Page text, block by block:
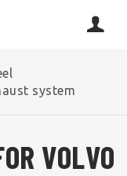
system
VOLVO